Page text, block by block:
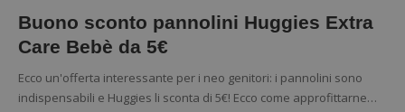
Buono sconto pannolini Huggies Extra
Care Bebè da 5€
Ecco un'offerta interessante per i neo genitori: i pannolini sono
indispensabili e Huggies li sconta di 5€! Ecco come approfittarne…